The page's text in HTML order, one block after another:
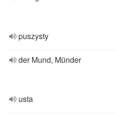
puszysty
der Mund, Münder
usta